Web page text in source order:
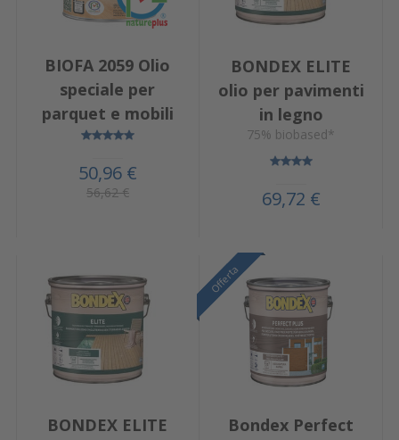
BIOFA 2059 Olio
speciale per
parquet e mobili
50,96 €
56,62 €
BONDEX ELITE
olio per pavimenti
in legno
75% biobased*
69,72 €
BONDEX ELITE
Offerta
Offerta
Bondex Perfect